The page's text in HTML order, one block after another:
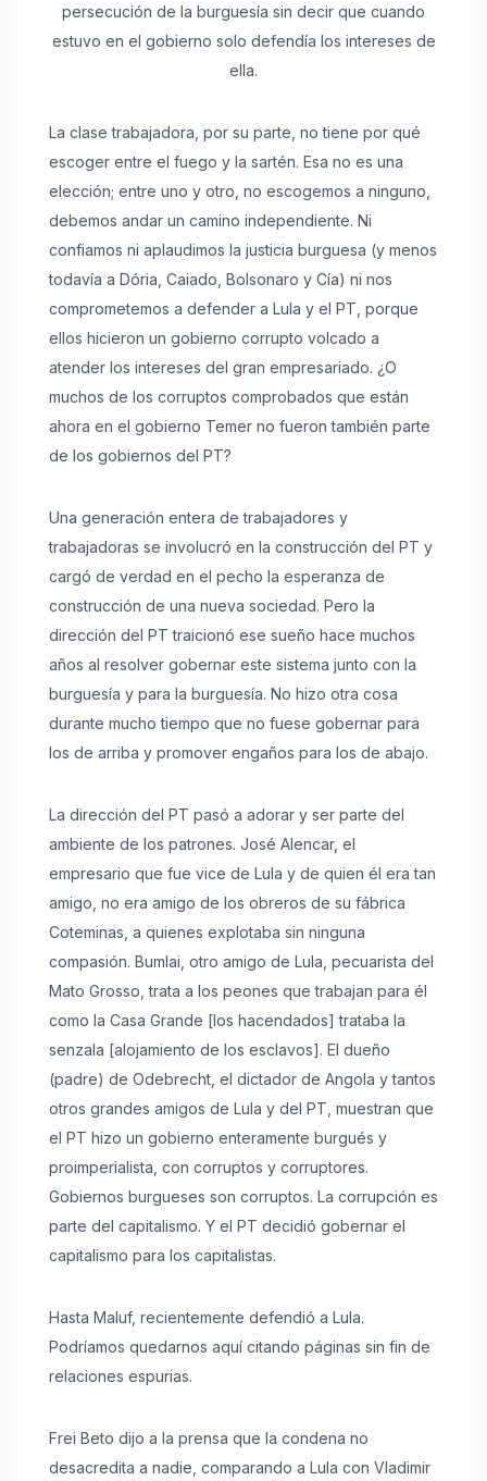
persecución de la burguesía sin decir que cuando
estuvo en el gobierno solo defendía los intereses de
ella.
La clase trabajadora, por su parte, no tiene por qué
escoger entre el fuego y la sartén. Esa no es una
elección; entre uno y otro, no escogemos a ninguno,
debemos andar un camino independiente. Ni
confiamos ni aplaudimos la justicia burguesa (y menos
todavía a Dória, Caiado, Bolsonaro y Cía) ni nos
comprometemos a defender a Lula y el PT, porque
ellos hicieron un gobierno corrupto volcado a
atender los intereses del gran empresariado. ¿O
muchos de los corruptos comprobados que están
ahora en el gobierno Temer no fueron también parte
de los gobiernos del PT?
Una generación entera de trabajadores y
trabajadoras se involucró en la construcción del PT y
cargó de verdad en el pecho la esperanza de
construcción de una nueva sociedad. Pero la
dirección del PT traicionó ese sueño hace muchos
años al resolver gobernar este sistema junto con la
burguesía y para la burguesía. No hizo otra cosa
durante mucho tiempo que no fuese gobernar para
los de arriba y promover engaños para los de abajo.
La dirección del PT pasó a adorar y ser parte del
ambiente de los patrones. José Alencar, el
empresario que fue vice de Lula y de quien él era tan
amigo, no era amigo de los obreros de su fábrica
Coteminas, a quienes explotaba sin ninguna
compasión. Bumlai, otro amigo de Lula, pecuarista del
Mato Grosso, trata a los peones que trabajan para él
como la Casa Grande [los hacendados] trataba la
senzala [alojamiento de los esclavos]. El dueño
(padre) de Odebrecht, el dictador de Angola y tantos
otros grandes amigos de Lula y del PT, muestran que
el PT hizo un gobierno enteramente burgués y
proimperialista, con corruptos y corruptores.
Gobiernos burgueses son corruptos. La corrupción es
parte del capitalismo. Y el PT decidió gobernar el
capitalismo para los capitalistas.
Hasta Maluf, recientemente defendió a Lula.
Podríamos quedarnos aquí citando páginas sin fin de
relaciones espurias.
Frei Beto dijo a la prensa que la condena no
desacredita a nadie, comparando a Lula con Vladimir